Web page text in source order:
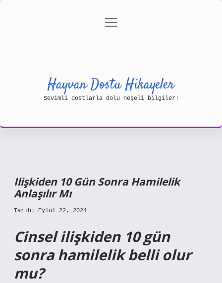
Gizlilik Politikası
menüyü
Hayvan Dostu Hikayeler
Sevimli dostlarla dolu neşeli bilgiler!
Ilişkiden 10 Gün Sonra Hamilelik
Anlaşılır Mı
Tarih: Eylül 22, 2024
Cinsel ilişkiden 10 gün
sonra hamilelik belli olur
mu?